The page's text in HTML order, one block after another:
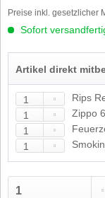
Preise inkl. gesetzlicher
Sofort
Artikel direkt